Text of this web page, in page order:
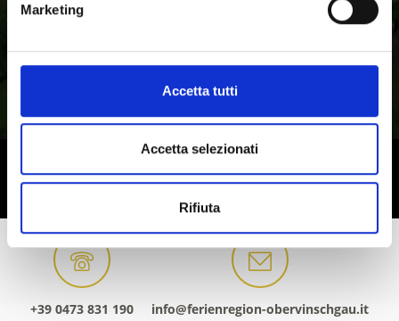
Marketing
Accetta tutti
Accetta selezionati
Rifiuta
+39 0473 831 190 info@ferienregion-obervinschgau.it